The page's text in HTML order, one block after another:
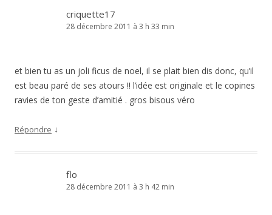
criquette17
28 décembre 2011 à 3 h 33 min
et bien tu as un joli ficus de noel, il se plait bien dis donc, qu’il
est beau paré de ses atours !! l’idée est originale et le copines
ravies de ton geste d’amitié . gros bisous véro
Répondre ↓
flo
28 décembre 2011 à 3 h 42 min